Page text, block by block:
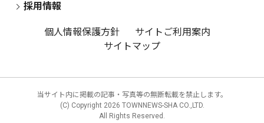
採用情報
個人情報保護方針
サイトご利用案内
サイトマップ
当サイト内に掲載の記事・写真等の無断転載を禁止します。
(C) Copyright 2026 TOWNNEWS-SHA CO.,LTD.
All Rights Reserved.